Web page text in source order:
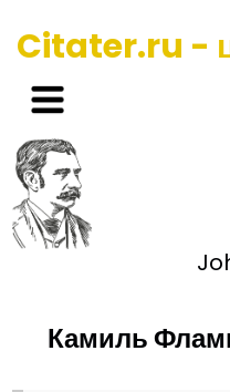
Citater.ru -
Камиль